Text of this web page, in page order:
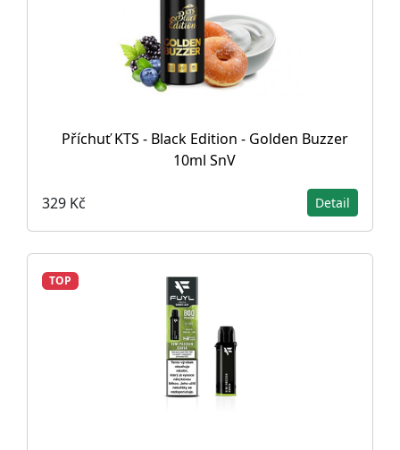
Příchuť KTS - Black Edition - Golden Buzzer
10ml SnV
329 Kč Detail
TOP